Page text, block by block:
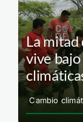
La mitad
vive
Cambio